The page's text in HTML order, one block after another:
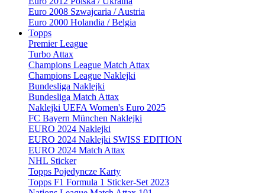
Euro 2008 Szwajcaria / Austria
Euro 2000 Holandia / Belgia
Topps
Premier League
Turbo Attax
Champions League Match Attax
Champions League Naklejki
Bundesliga Naklejki
Bundesliga Match Attax
Naklejki UEFA Women's Euro 2025
FC Bayern München Naklejki
EURO 2024 Naklejki
EURO 2024 Naklejki SWISS EDITION
EURO 2024 Match Attax
NHL Sticker
Topps Pojedyncze Karty
Topps F1 Formula 1 Sticker-Set 2023